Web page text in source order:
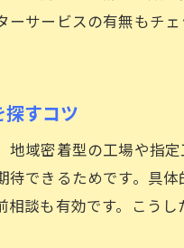
サービスの有無もチ
すコツ
域密着型の工場や指
できるためです。具
談も有効です。こう